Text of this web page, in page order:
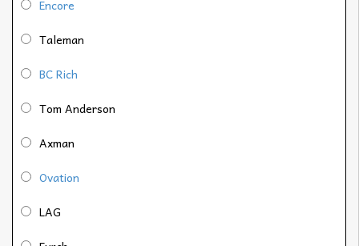
Encore
Taleman
BC Rich
Tom Anderson
Axman
Ovation
LAG